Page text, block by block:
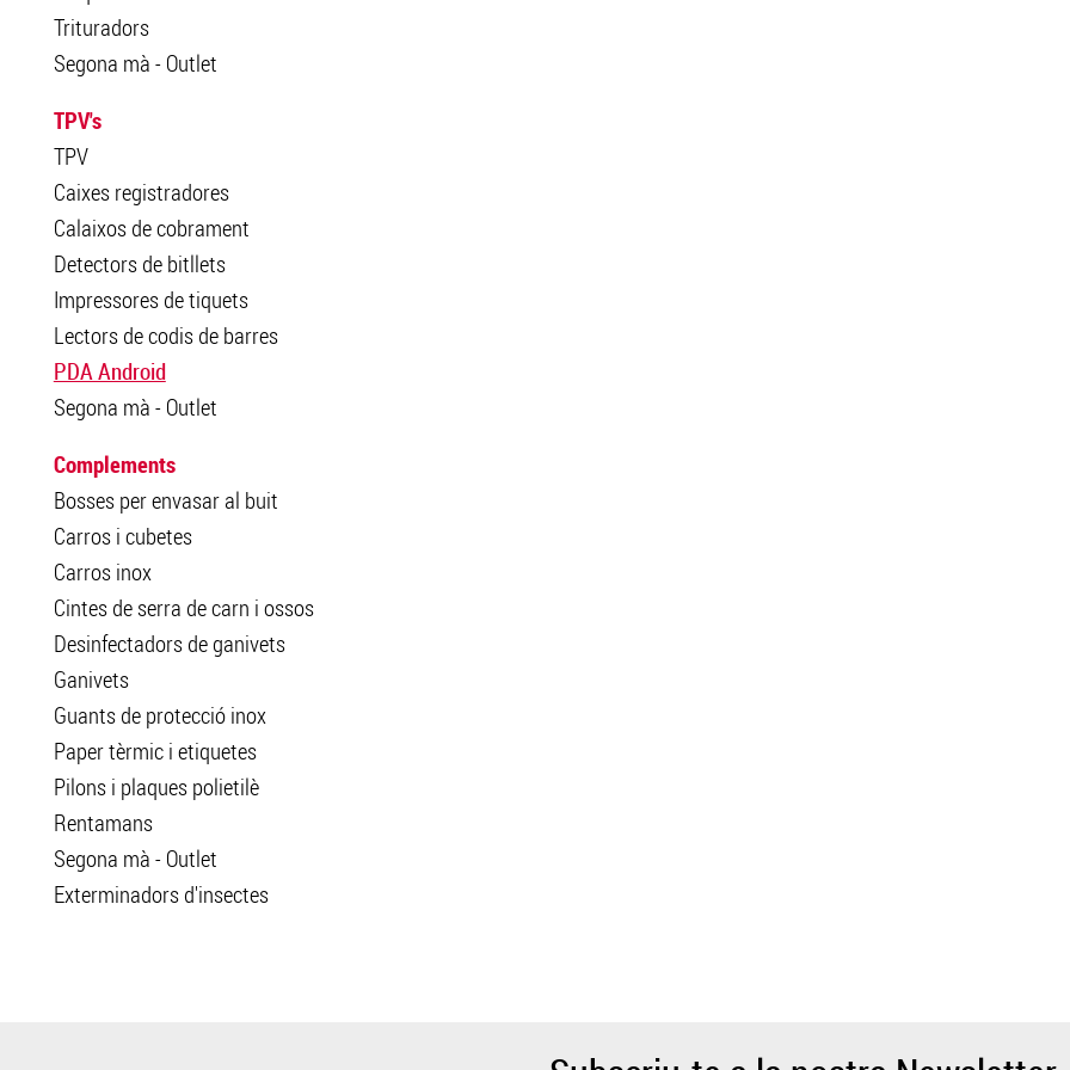
Trituradors
Segona mà - Outlet
TPV's
TPV
Caixes registradores
Calaixos de cobrament
Detectors de bitllets
Impressores de tiquets
Lectors de codis de barres
PDA Android
Segona mà - Outlet
Complements
Bosses per envasar al buit
Carros i cubetes
Carros inox
Cintes de serra de carn i ossos
Desinfectadors de ganivets
Ganivets
Guants de protecció inox
Paper tèrmic i etiquetes
Pilons i plaques polietilè
Rentamans
Segona mà - Outlet
Exterminadors d'insectes